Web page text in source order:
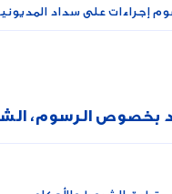
إجراءات على سداد
بخصوص الرسوم،